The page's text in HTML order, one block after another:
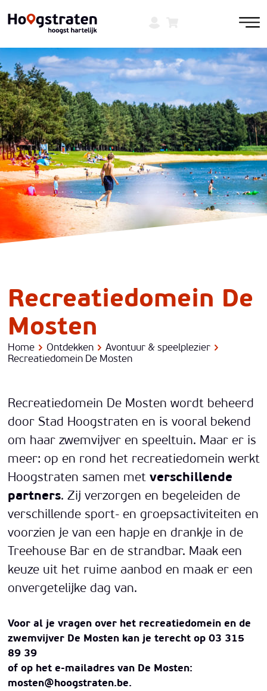
Recreatiedomein De
Mosten
Home Ontdekken
Avontuur & speelplezier
Recreatiedomein De Mosten
Recreatiedomein De Mosten wordt beheerd
door Stad Hoogstraten en is vooral bekend
om haar zwemvijver en speeltuin. Maar er is
meer: op en rond het recreatiedomein werkt
Hoogstraten samen met verschillende
partners. Zij verzorgen en begeleiden de
verschillende sport- en groepsactiviteiten en
voorzien je van een hapje en drankje in de
Treehouse Bar en de strandbar. Maak een
keuze uit het ruime aanbod en maak er een
onvergetelijke dag van.
Voor al je vragen over het recreatiedomein en de
zwemvijver De Mosten kan je terecht op 03 315
89 39
of op het e-mailadres van De Mosten:
mosten@hoogstraten.be.